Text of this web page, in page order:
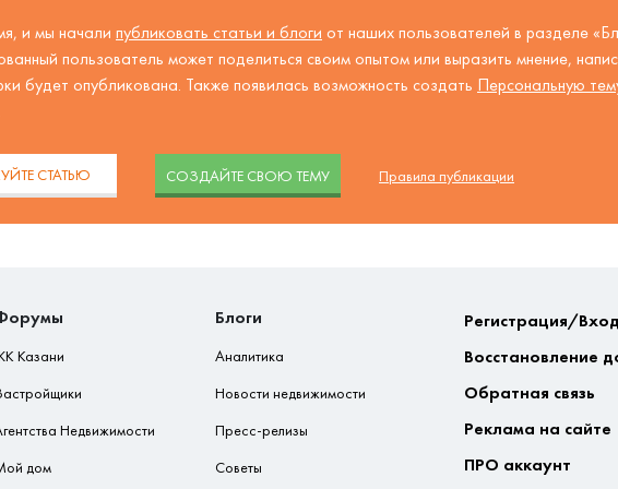
и мы начали публиковать статьи и блоги от наших пользователей в разделе
пользователь может поделиться своим опытом или выразить мнение,
будет опубликована. Также появилась возможность создать Персональную
СТАТЬЮ CОЗДАЙТЕ СВОЮ ТЕМУ Правила публикации
Казани
Недвижимости
дом
Блоги
Аналитика
Новости недвижимости
Пресс-релизы
Советы
Регистрация/Вход
Восстановление
Обратная связь
Реклама на сайте
ПРО аккаунт